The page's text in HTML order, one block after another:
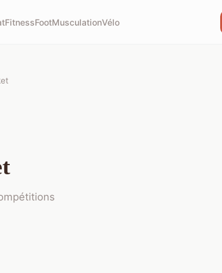
FitnessFootMusculationVélo